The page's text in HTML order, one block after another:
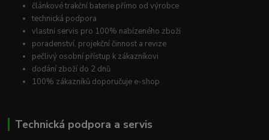
článkové trakční baterie přímo od výrobce
technická podpora
vlastní servis pro 100% nabízeného zboží
poradenství, projekční činnost a revize
pečlivý osobní přístup k zákazníkovi
dodání zboží do 2 dnů
100% zákazníků doporučuje e-shop
Technická podpora a servis